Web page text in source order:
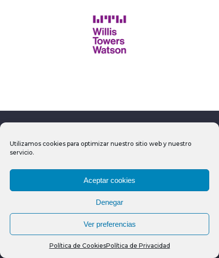
Utilizamos cookies para optimizar nuestro sitio web y nuestro
servicio.
Aceptar cookies
Denegar
Ver preferencias
Política de CookiesPolítica de Privacidad
COLABORADORES